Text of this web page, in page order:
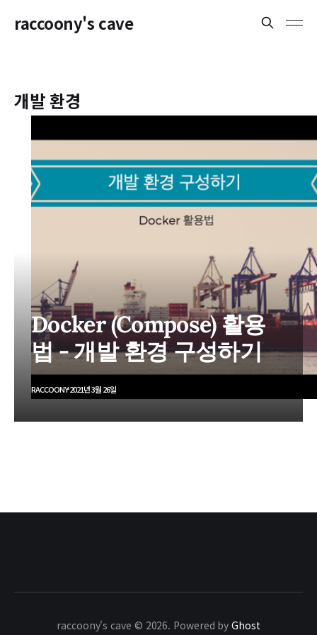
raccoony's cave
개발 환경
Docker (Compose) 활용
법 - 개발 환경 구성하기
RACCOONY2021년 3월 26일
raccoony's cave © 2026. Powered byGhost